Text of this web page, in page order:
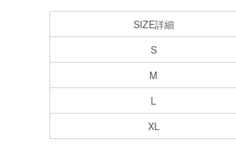
SIZE詳細
S
M
L
XL